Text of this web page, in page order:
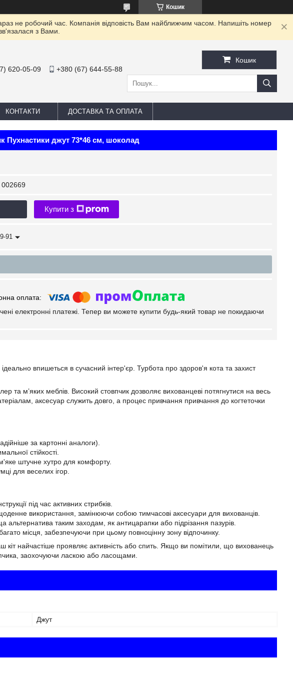
Кошик
не робочий час. Компанія відповість Вам найближчим часом. Напишіть номер
з Вами.
620-05-09 +380 (67) 644-55-88
Кошик
КОНТАКТИ ДОСТАВКА ТА ОПЛАТА
Пухнастики джут 73*46 см, шоколад
002669
Купити з
91
електронні платежі. Тепер ви можете купити будь-який товар не покидаючи
впишеться в сучасний інтер'єр. Турбота про здоров'я кота та захист
та м’яких меблів. Високий стовпчик дозволяє вихованцеві потягнутися на весь
аксесуар служить довго, а процес привчання привчання до когтеточки
за картонні аналоги).
стійкості.
штучне хутро для комфорту.
для веселих ігор.
під час активних стрибків.
використання, замінюючи собою тимчасові аксесуари для вихованців.
таким заходам, як антицарапки або підрізання пазурів.
місця, забезпечуючи при цьому повноцінну зону відпочинку.
кіт найчастіше проявляє активність або спить. Якщо ви помітили, що вихованець
заохочуючи ласкою або ласощами.
Джут